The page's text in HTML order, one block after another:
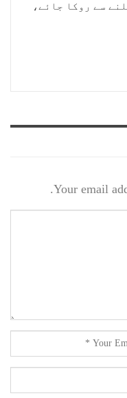
سے روکا جائے،
Your email